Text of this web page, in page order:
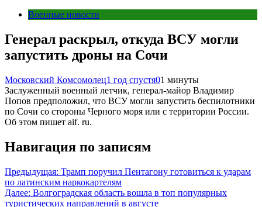
Военные новости
Генерал раскрыл, откуда ВСУ могли
запустить дроны на Сочи
Московский Комсомолец1 год спустя01 минуты
Заслуженный военный летчик, генерал-майор Владимир
Попов предположил, что ВСУ могли запустить беспилотники
по Сочи со стороны Черного моря или с территории России.
Об этом пишет aif. ru.
Навигация по записям
Предыдущая: Трамп поручил Пентагону готовиться к ударам
по латинским наркокартелям
Далее: Волгоградская область вошла в топ популярных
туристических направлений в августе